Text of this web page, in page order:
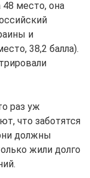
место, она
и
38,2 балла).
раз уж
что заботятся
должны
жили долго